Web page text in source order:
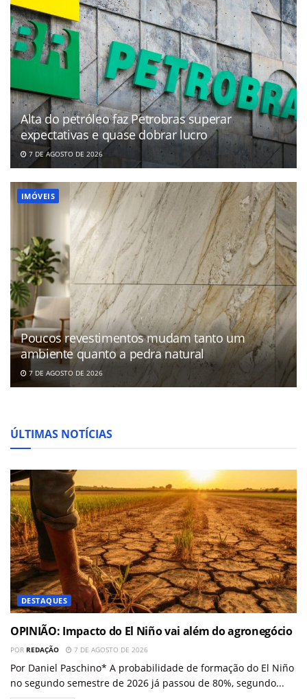
Alta do petróleo faz Petrobras superar
expectativas e quase dobrar lucro
7 DE AGOSTO DE 2026
IMÓVEIS
Poucos revestimentos mudam tanto um
ambiente quanto a pedra natural
7 DE AGOSTO DE 2026
ÚLTIMAS NOTÍCIAS
DESTAQUES
OPINIÃO: Impacto do El Niño vai além do agronegócio
POR REDAÇÃO 7 DE AGOSTO DE 2026
Por Daniel Paschino* A probabilidade de formação do El Niño
no segundo semestre de 2026 já passou de 80%, segundo...